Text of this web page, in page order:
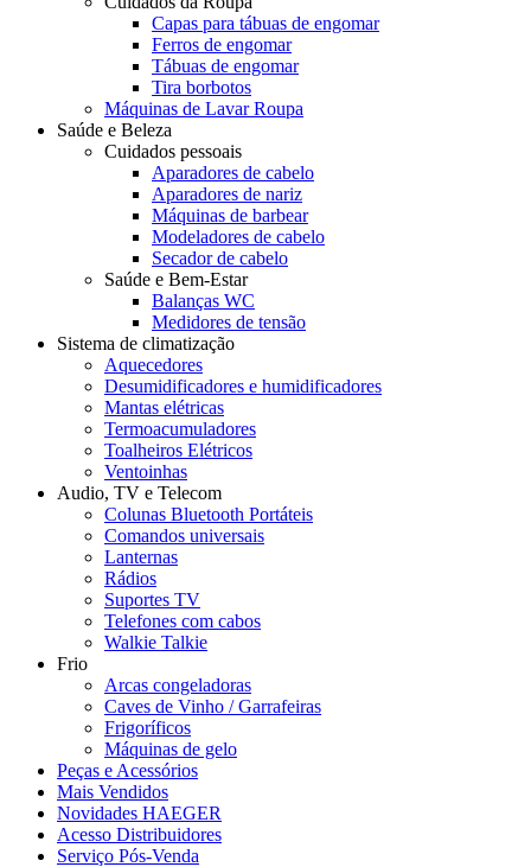
Capas para tábuas de engomar
Ferros de engomar
Tábuas de engomar
Tira borbotos
Máquinas de Lavar Roupa
Saúde e Beleza
Cuidados pessoais
Aparadores de cabelo
Aparadores de nariz
Máquinas de barbear
Modeladores de cabelo
Secador de cabelo
Saúde e Bem-Estar
Balanças WC
Medidores de tensão
Sistema de climatização
Aquecedores
Desumidificadores e humidificadores
Mantas elétricas
Termoacumuladores
Toalheiros Elétricos
Ventoinhas
Audio, TV e Telecom
Colunas Bluetooth Portáteis
Comandos universais
Lanternas
Rádios
Suportes TV
Telefones com cabos
Walkie Talkie
Frio
Arcas congeladoras
Caves de Vinho / Garrafeiras
Frigoríficos
Máquinas de gelo
Peças e Acessórios
Mais Vendidos
Novidades HAEGER
Acesso Distribuidores
Serviço Pós-Venda